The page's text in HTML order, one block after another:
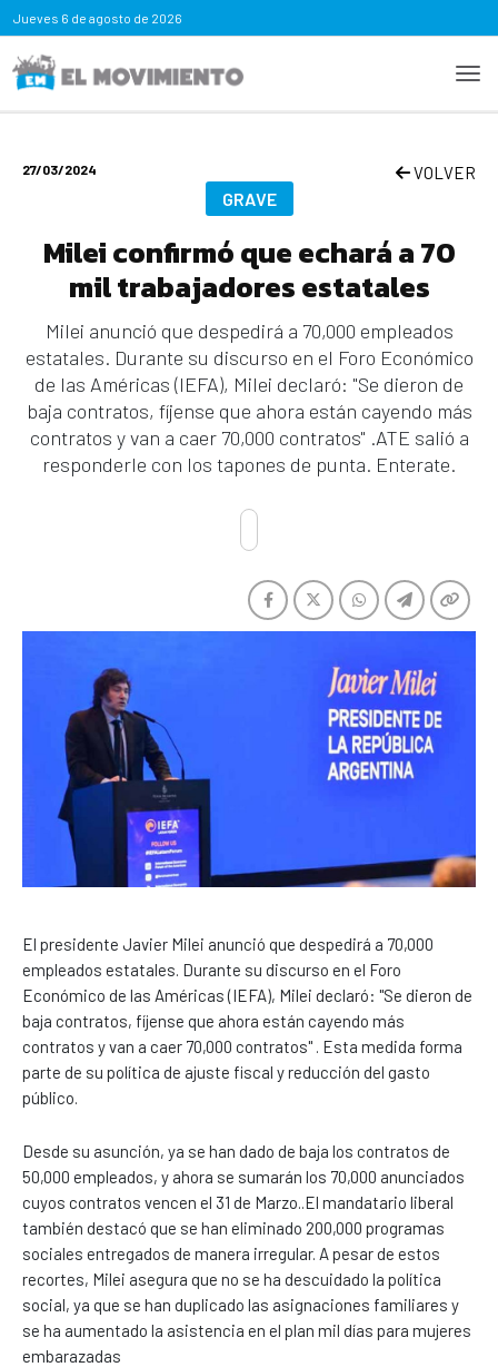
Jueves 6 de agosto de 2026
27/03/2024 VOLVER
GRAVE
Milei confirmó que echará a 70
mil trabajadores estatales
Milei anunció que despedirá a 70,000 empleados
estatales. Durante su discurso en el Foro Económico
de las Américas (IEFA), Milei declaró: "Se dieron de
baja contratos, fíjense que ahora están cayendo más
contratos y van a caer 70,000 contratos" .ATE salió a
responderle con los tapones de punta. Enterate.
El presidente Javier Milei anunció que despedirá a 70,000
empleados estatales. Durante su discurso en el Foro
Económico de las Américas (IEFA), Milei declaró: "Se dieron de
baja contratos, fíjense que ahora están cayendo más
contratos y van a caer 70,000 contratos" . Esta medida forma
parte de su política de ajuste fiscal y reducción del gasto
público.
Desde su asunción, ya se han dado de baja los contratos de
50,000 empleados, y ahora se sumarán los 70,000 anunciados
cuyos contratos vencen el 31 de Marzo..El mandatario liberal
también destacó que se han eliminado 200,000 programas
sociales entregados de manera irregular. A pesar de estos
recortes, Milei asegura que no se ha descuidado la política
social, ya que se han duplicado las asignaciones familiares y
se ha aumentado la asistencia en el plan mil días para mujeres
embarazadas